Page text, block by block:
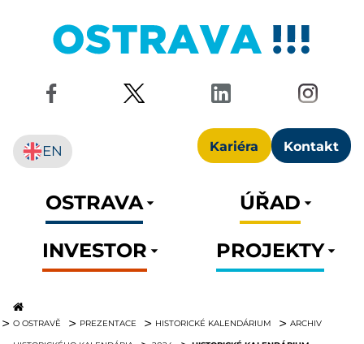
Kariéra Kontakt
EN
OSTRAVA
ÚŘAD
INVESTOR
PROJEKTY
O OSTRAVĚ PREZENTACE HISTORICKÉ KALENDÁRIUM ARCHIV